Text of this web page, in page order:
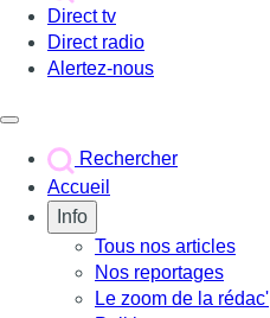
Direct tv
Direct radio
Alertez-nous
Rechercher
Accueil
Info
Tous nos articles
Nos reportages
Le zoom de la rédac'